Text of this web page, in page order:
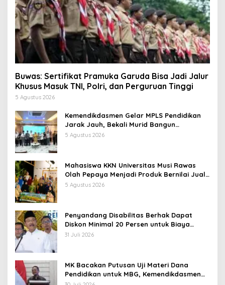
Buwas: Sertifikat Pramuka Garuda Bisa Jadi Jalur
Khusus Masuk TNI, Polri, dan Perguruan Tinggi
5 Agustus 2026
Kemendikdasmen Gelar MPLS Pendidikan
Jarak Jauh, Bekali Murid Bangun
Kemandirian Belajar
5 Agustus 2026
Mahasiswa KKN Universitas Musi Rawas
Olah Pepaya Menjadi Produk Bernilai Jual
Tinggi, Dorong UMKM Desa Air Satan
5 Agustus 2026
Penyandang Disabilitas Berhak Dapat
Diskon Minimal 20 Persen untuk Biaya
Sekolah dan Kuliah
31 Juli 2026
MK Bacakan Putusan Uji Materi Dana
Pendidikan untuk MBG, Kemendikdasmen
Tunggu Implikasi Putusan